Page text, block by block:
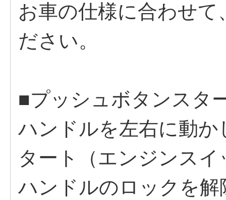
お車の仕様に合わせ
ださい。
■プッシュボタンスタ
ハンドルを左右に動
タート（エンジンス
ハンドルのロックを